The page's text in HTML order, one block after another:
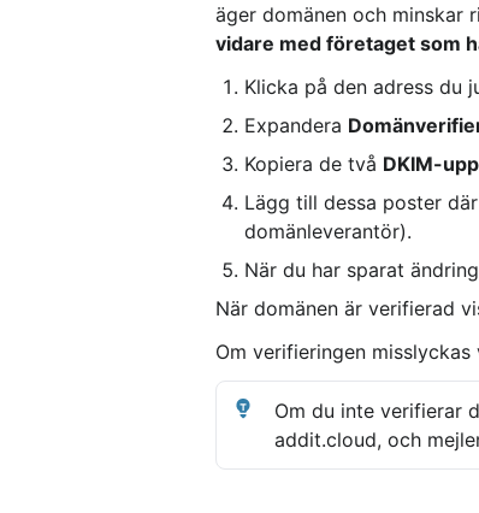
äger domänen och minskar
vidare med företaget som
Klicka på den adress du
Expandera
Kopiera de två DKIM-
Lägg till dessa poster
domänleverantör).
När du har sparat
När domänen är verifierad
Om verifieringen misslyckas
Om du inte verifierar
addit.cloud, och